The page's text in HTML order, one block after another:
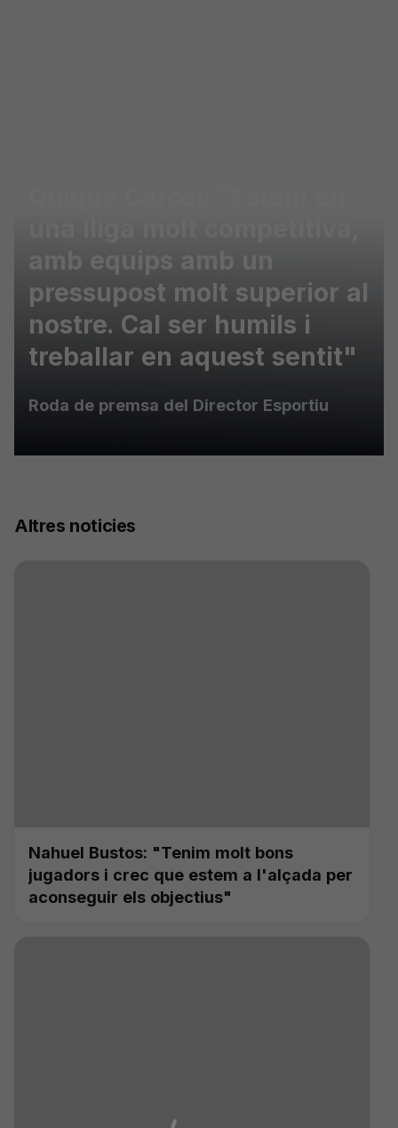
amb equips amb un
pressupost molt superior al
nostre. Cal ser humils i
treballar en aquest sentit"
Roda de premsa del Director Esportiu
Altres noticies
Nahuel Bustos: "Tenim molt bons
jugadors i crec que estem a l'alçada per
aconseguir els objectius"